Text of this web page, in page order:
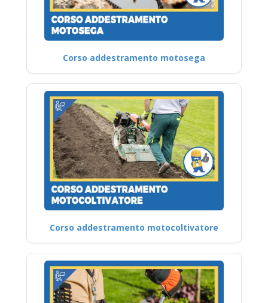
Corso addestramento motosega
Corso addestramento motocoltivatore